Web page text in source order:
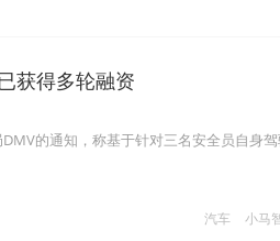
获得多轮融资
的通知，称基于针对三名安全员自身
汽车 小马